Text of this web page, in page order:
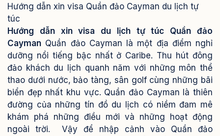
Hướng dẫn xin visa Quần đảo Cayman du lịch tự
túc
Hướng dẫn xin visa du lịch tự túc Quần đảo
Cayman Quần đảo Cayman là một địa điểm nghỉ
dưỡng nổi tiếng bậc nhất ở Caribe. Thu hút đông
đảo khách du lịch quanh năm với những môn thể
thao dưới nước, bảo tàng, sân golf cùng những bãi
biển đẹp nhất khu vực. Quần đảo Cayman là thiên
đường của những tín đồ du lịch có niềm đam mê
khám phá những điều mới và những hoạt động
ngoài trời.
Vậy để nhập cảnh vào Quần đảo